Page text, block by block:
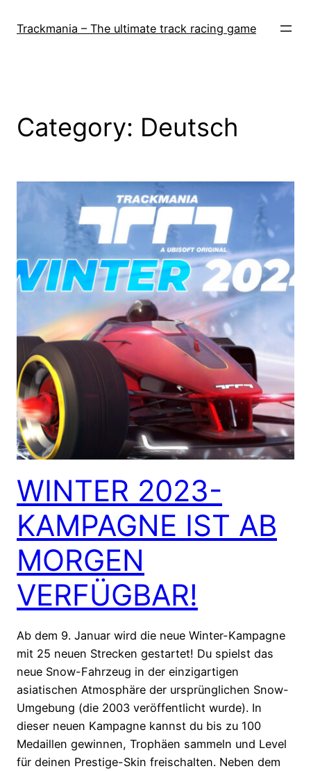
Trackmania – The ultimate track racing game
Category: Deutsch
WINTER 2023-
KAMPAGNE IST AB
MORGEN
VERFÜGBAR!
Ab dem 9. Januar wird die neue Winter-Kampagne
mit 25 neuen Strecken gestartet! Du spielst das
neue Snow-Fahrzeug in der einzigartigen
asiatischen Atmosphäre der ursprünglichen Snow-
Umgebung (die 2003 veröffentlicht wurde). In
dieser neuen Kampagne kannst du bis zu 100
Medaillen gewinnen, Trophäen sammeln und Level
für deinen Prestige-Skin freischalten. Neben dem